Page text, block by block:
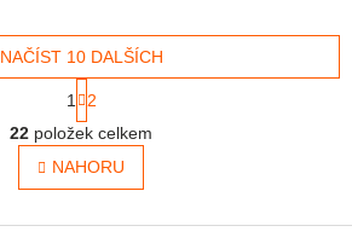
Ovládací prvky výpisu
NAČÍST 10 DALŠÍCH
1
2
22 položek celkem
NAHORU